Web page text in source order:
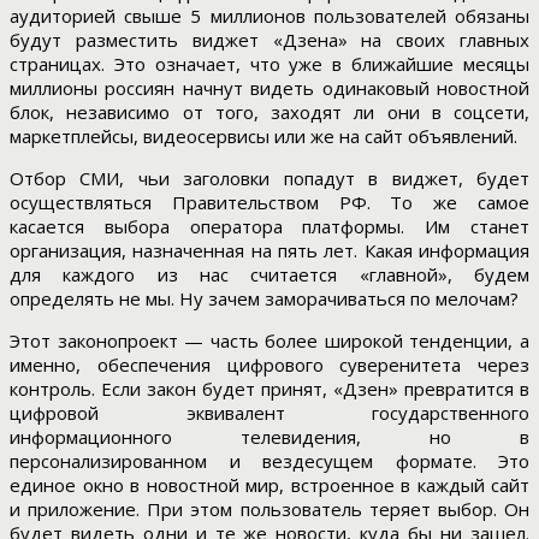
аудиторией свыше 5 миллионов пользователей обязаны
будут разместить виджет «Дзена» на своих главных
страницах. Это означает, что уже в ближайшие месяцы
миллионы россиян начнут видеть одинаковый новостной
блок, независимо от того, заходят ли они в соцсети,
маркетплейсы, видеосервисы или же на сайт объявлений.
Отбор СМИ, чьи заголовки попадут в виджет, будет
осуществляться Правительством РФ. То же самое
касается выбора оператора платформы. Им станет
организация, назначенная на пять лет. Какая информация
для каждого из нас считается «главной», будем
определять не мы. Ну зачем заморачиваться по мелочам?
Этот законопроект — часть более широкой тенденции, а
именно, обеспечения цифрового суверенитета через
контроль. Если закон будет принят, «Дзен» превратится в
цифровой эквивалент государственного
информационного телевидения, но в
персонализированном и вездесущем формате. Это
единое окно в новостной мир, встроенное в каждый сайт
и приложение. При этом пользователь теряет выбор. Он
будет видеть одни и те же новости, куда бы ни зашел.